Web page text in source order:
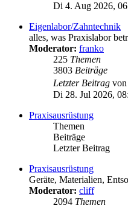
Di 4. Aug 2026,
Eigenlabor/Zahntechnik
alles, was Praxislabor
Moderator: franko
225 Themen
3803 Beiträge
Letzter Beitrag von
Di 28. Jul 2026,
Praxisausrüstung
Themen
Beiträge
Letzter Beitrag
Praxisausrüstung
Geräte, Materialien,
Moderator: cliff
2094 Themen